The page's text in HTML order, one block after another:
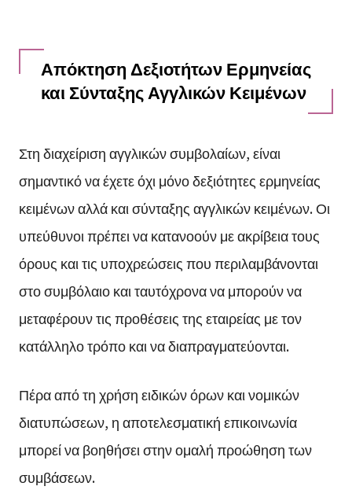
Απόκτηση Δεξιοτήτων Ερμηνείας
και Σύνταξης Αγγλικών Κειμένων
Στη διαχείριση αγγλικών συμβολαίων, είναι
σημαντικό να έχετε όχι μόνο δεξιότητες ερμηνείας
κειμένων αλλά και σύνταξης αγγλικών κειμένων. Οι
υπεύθυνοι πρέπει να κατανοούν με ακρίβεια τους
όρους και τις υποχρεώσεις που περιλαμβάνονται
στο συμβόλαιο και ταυτόχρονα να μπορούν να
μεταφέρουν τις προθέσεις της εταιρείας με τον
κατάλληλο τρόπο και να διαπραγματεύονται.
Πέρα από τη χρήση ειδικών όρων και νομικών
διατυπώσεων, η αποτελεσματική επικοινωνία
μπορεί να βοηθήσει στην ομαλή προώθηση των
συμβάσεων.